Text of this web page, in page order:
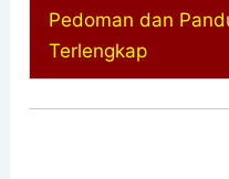
Pedoman dan
Terlengkap